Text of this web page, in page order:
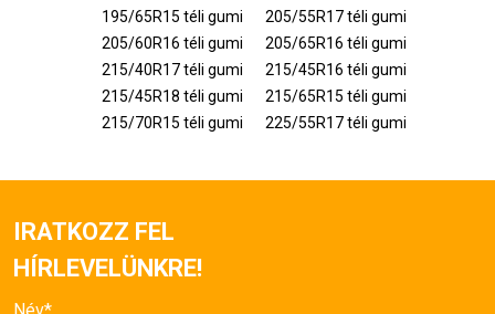
195/65R15 téli gumi
205/55R17 téli gumi
205/60R16 téli gumi
205/65R16 téli gumi
215/40R17 téli gumi
215/45R16 téli gumi
215/45R18 téli gumi
215/65R15 téli gumi
215/70R15 téli gumi
225/55R17 téli gumi
IRATKOZZ FEL
HÍRLEVELÜNKRE!